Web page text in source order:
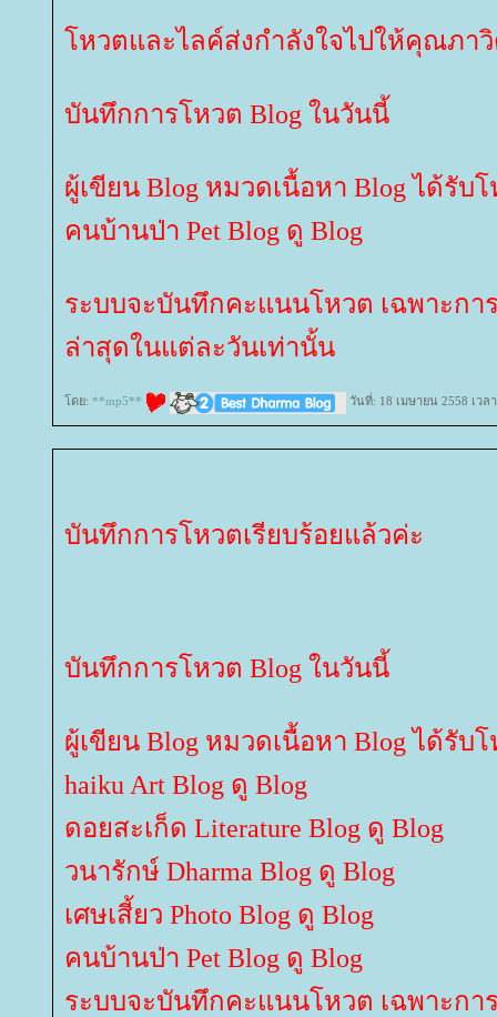
หวตและไลค์ส่งกำลังใจไปให้คุณภา
บันทึกการโหวต Blog ในวันนี้
ผู้เขียน Blog หมวดเนื้อหา Blog ได้รับ
คนบ้านป่า Pet Blog ดู Blog
ระบบจะบันทึกคะแนนโหวต เฉพาะกา
ล่าสุดในแต่ละวันเท่านั้น
ดย: **mp5** วันที่: 18 เมษายน 2558 เวล
บันทึกการโหวตเรียบร้อยแล้วค่ะ
บันทึกการโหวต Blog ในวันนี้
ผู้เขียน Blog หมวดเนื้อหา Blog ได้รับ
haiku Art Blog ดู Blog
ดอยสะเก็ด Literature Blog ดู Blog
วนารักษ์ Dharma Blog ดู Blog
เศษเสี้ยว Photo Blog ดู Blog
คนบ้านป่า Pet Blog ดู Blog
ระบบจะบันทึกคะแนนโหวต เฉพาะกา